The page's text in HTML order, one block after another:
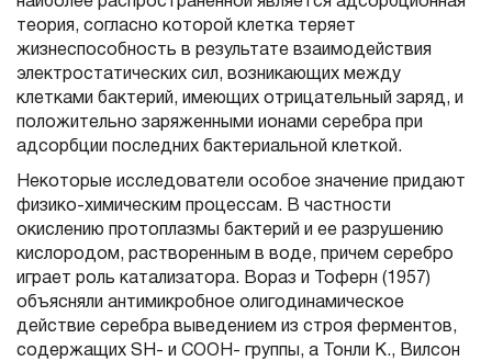
теория, согласно которой клетка теряет
жизнеспособность в результате взаимодействия
электростатических сил, возникающих между
клетками бактерий, имеющих отрицательный заряд, и
положительно заряженными ионами серебра при
адсорбции последних бактериальной клеткой.
Некоторые исследователи особое значение придают
физико-химическим процессам. В частности
окислению протоплазмы бактерий и ее разрушению
кислородом, растворенным в воде, причем серебро
играет роль катализатора. Вораз и Тоферн (1957)
объясняли антимикробное олигодинамическое
действие серебра выведением из строя ферментов,
содержащих SH- и СООН- группы, а Тонли K., Вилсон